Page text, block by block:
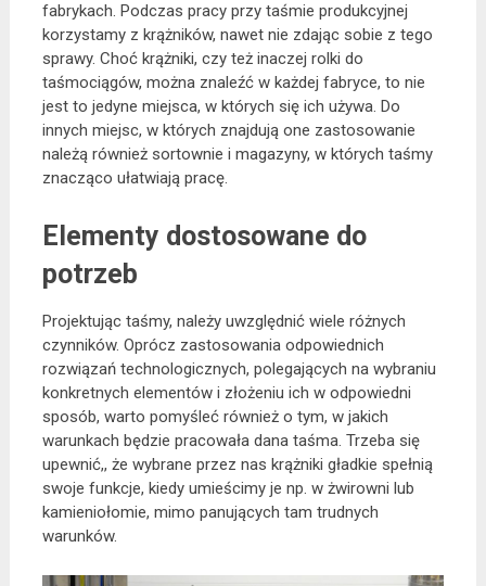
fabrykach. Podczas pracy przy taśmie produkcyjnej
korzystamy z krążników, nawet nie zdając sobie z tego
sprawy. Choć krążniki, czy też inaczej rolki do
taśmociągów, można znaleźć w każdej fabryce, to nie
jest to jedyne miejsca, w których się ich używa. Do
innych miejsc, w których znajdują one zastosowanie
należą również sortownie i magazyny, w których taśmy
znacząco ułatwiają pracę.
Elementy dostosowane do
potrzeb
Projektując taśmy, należy uwzględnić wiele różnych
czynników. Oprócz zastosowania odpowiednich
rozwiązań technologicznych, polegających na wybraniu
konkretnych elementów i złożeniu ich w odpowiedni
sposób, warto pomyśleć również o tym, w jakich
warunkach będzie pracowała dana taśma. Trzeba się
upewnić,, że wybrane przez nas krążniki gładkie spełnią
swoje funkcje, kiedy umieścimy je np. w żwirowni lub
kamieniołomie, mimo panujących tam trudnych
warunków.